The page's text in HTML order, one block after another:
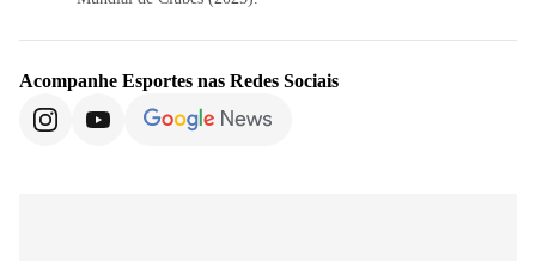
Acompanhe Esportes nas Redes Sociais